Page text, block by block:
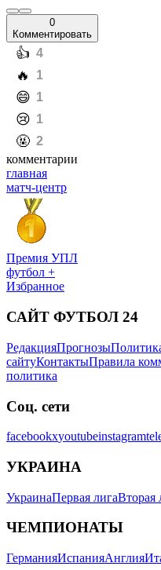
0
Комментировать
️👍 4
️🔥 1
️😄 1
️😢 1
️🤬 2
комментарии
главная
матч-центр
Премия УПЛ
футбол +
Избранное
САЙТ ФУТБОЛ 24
РедакцияПрогнозы
сайтуКонтактыПравила
политика
Соц. сети
facebookxyoutubeinstagram
УКРАИНА
УкраинаПервая лигаВторая
ЧЕМПИОНАТЫ
ГерманияИспанияАнглия